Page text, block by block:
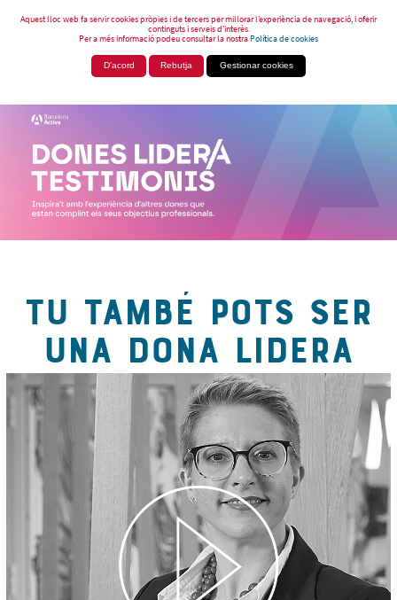
Aquest lloc web fa servir cookies pròpies i de tercers per millorar l’experiència de navegació, i oferir
continguts i serveis d’interès.
Per a més informació podeu consultar la nostraPolítica de cookies
D'acord Rebutja Gestionar cookies
TU TAMBÉ POTS SER
UNA DONA LIDERA